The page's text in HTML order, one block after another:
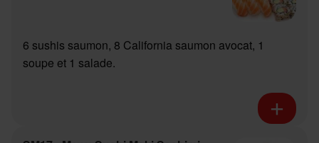
6 sushis saumon, 8 California saumon avocat, 1
soupe et 1 salade.